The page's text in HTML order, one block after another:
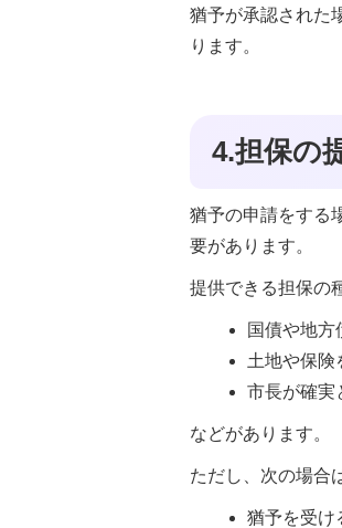
猶予が承認された
ります。
4.担保の
猶予の申請をする
要があります。
提供できる担保の
国債や地方
土地や保険
市長が確実
などがあります。
ただし、次の場合
猶予を受け